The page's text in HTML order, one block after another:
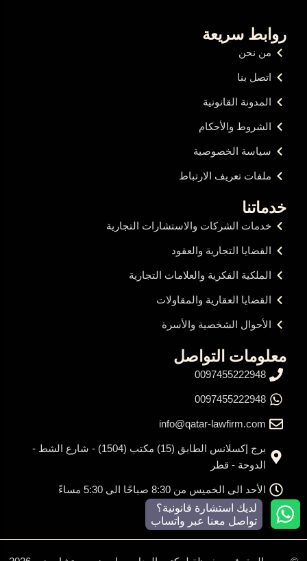
روابط سريعة
من نحن
اتصل بنا
المدونة القانونية
الشروط والأحكام
سياسة الخصوصية
ملفات تعريف الارتباط
خدماتنا
خدمات الشركات والاستشارات التجارية
القضايا التجارية والعقود
الملكية الفكرية والعلامات التجارية
القضايا العقارية والمقاولات
الأحوال الشخصية والأسرة
معلومات التواصل
0097455222948
0097455222948
info@qatar-lawfirm.com
برج إكسلانس الطابق (15) مكتب (1504) - شارع الشط -
الدوحة - قطر
الأحد الى الخميس من 8:30 صباحًا الى 5:30 مساءً
لديك استشارة قانونية؟
تواصل معنا عبر واتساب